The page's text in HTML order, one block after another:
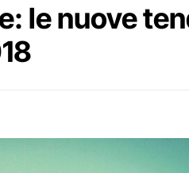
le nuove